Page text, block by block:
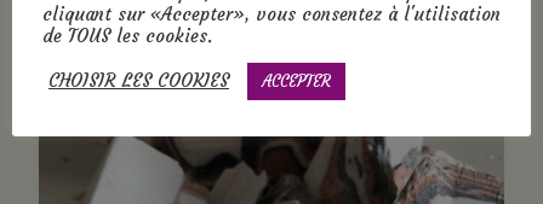
cliquant sur «Accepter», vous consentez à l'utilisation
de TOUS les cookies.
CHOISIR LES COOKIES ACCEPTER